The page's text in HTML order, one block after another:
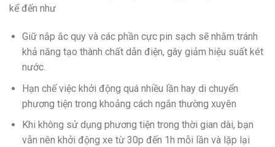
kể đến như
Giữ nắp ắc quy và các phần cực pin sạch sẽ nhằm tránh
khả năng tạo thành chất dẫn điện, gây giảm hiệu suất két
nước.
Hạn chế việc khởi động quá nhiều lần hay di chuyển
phương tiện trong khoảng cách ngắn thường xuyên
Khi không sử dụng phương tiện trong thời gian dài, bạn
vẫn nên khởi động xe từ 30p đến 1h mỗi lần và lặp lại